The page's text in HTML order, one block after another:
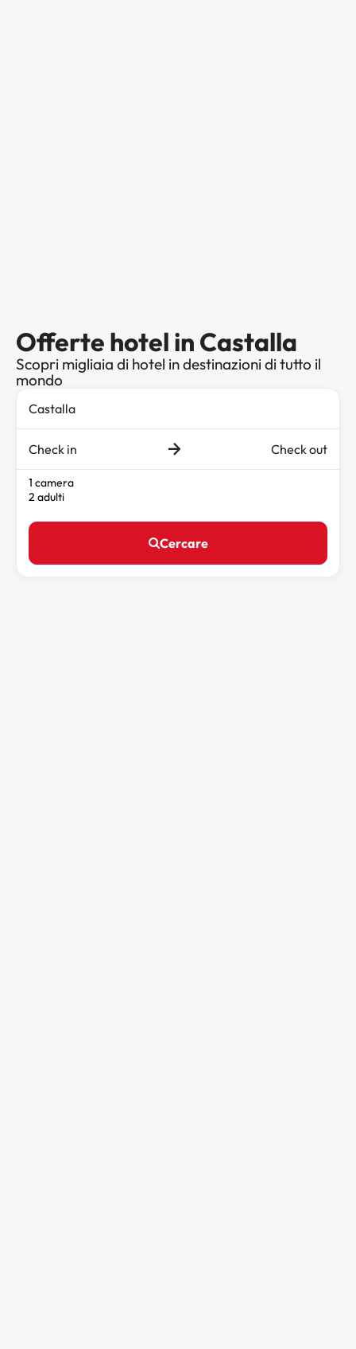
Offerte hotel in Castalla
Scopri migliaia di hotel in destinazioni di tutto il
mondo
Check in Check out
1 camera
2 adulti
Cercare